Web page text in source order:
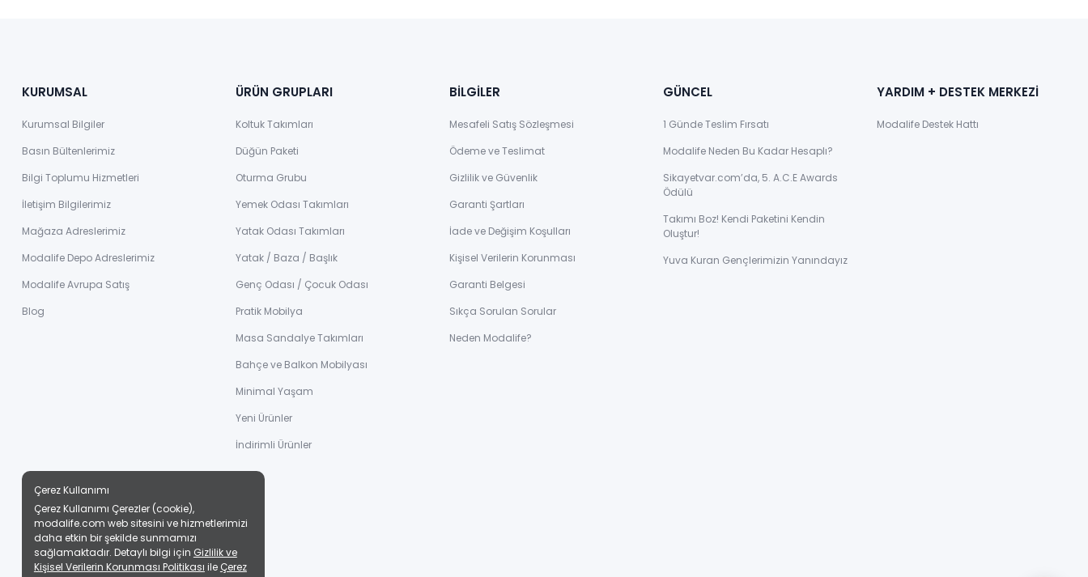
KURUMSAL
Kurumsal Bilgiler
Basın Bültenlerimiz
Bilgi Toplumu Hizmetleri
İletişim Bilgilerimiz
Mağaza Adreslerimiz
Modalife Depo Adreslerimiz
Modalife Avrupa Satış
Blog
ÜRÜN GRUPLARI
Koltuk Takımları
Düğün Paketi
Oturma Grubu
Yemek Odası Takımları
Yatak Odası Takımları
Yatak / Baza / Başlık
Genç Odası / Çocuk Odası
Pratik Mobilya
Masa Sandalye Takımları
Bahçe ve Balkon Mobilyası
Minimal Yaşam
Yeni Ürünler
İndirimli Ürünler
BİLGİLER
Mesafeli Satış Sözleşmesi
Ödeme ve Teslimat
Gizlilik ve Güvenlik
Garanti Şartları
İade ve Değişim Koşulları
Kişisel Verilerin Korunması
Garanti Belgesi
Sıkça Sorulan Sorular
Neden Modalife?
GÜNCEL
1 Günde Teslim Fırsatı
Modalife Neden Bu Kadar Hesaplı?
Sikayetvar.com’da, 5. A.C.E Awards
Ödülü
Takımı Boz! Kendi Paketini Kendin
Oluştur!
Yuva Kuran Gençlerimizin Yanındayız
YARDIM + DESTEK MERKEZİ
Modalife Destek Hattı
Çerez Kullanımı
Çerez Kullanımı Çerezler (cookie),
modalife.com web sitesini ve hizmetlerimizi
daha etkin bir şekilde sunmamızı
sağlamaktadır. Detaylı bilgi için Gizlilik ve
Kişisel Verilerin Korunması Politikası ile Çerez